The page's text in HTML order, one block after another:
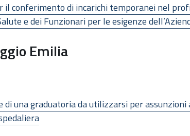
conferimento di incarichi temporanei nel
e dei Funzionari per le esigenze
Emilia
di una graduatoria da utilizzarsi per